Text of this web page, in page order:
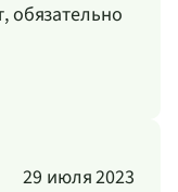
обязательно
29 июля 2023